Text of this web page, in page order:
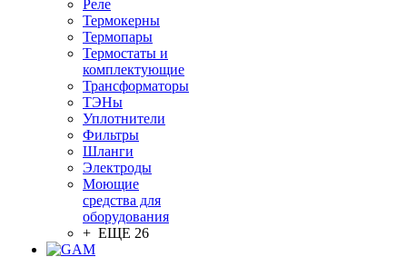
Реле
Термокерны
Термопары
Термостаты и
комплектующие
Трансформаторы
ТЭНы
Уплотнители
Фильтры
Шланги
Электроды
Моющие
средства для
оборудования
+ ЕЩЕ 26